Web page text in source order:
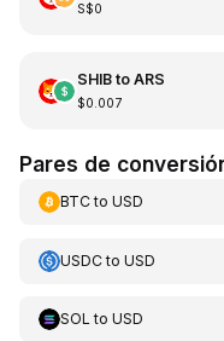
S$0
SHIBto ARS
$0.007
Pares de
BTCto USD
USDCto USD
SOL to USD